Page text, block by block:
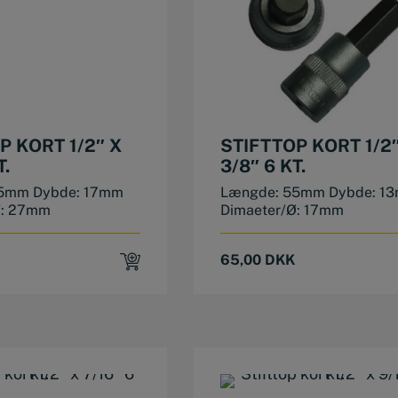
KORT 1/2″ X
Dybde: 17mm
27mm
STIFTTOP KORT 1/
3/8″ 6 KT.
Længde: 55mm Dybde:
Dimaeter/Ø: 17mm
65,00 DKK